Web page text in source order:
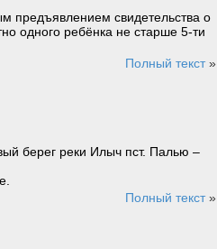
предъявлением свидетельства о
одного ребёнка не старше 5-ти
Полный текст»
берег реки Илыч пст. Палью –
Полный текст»